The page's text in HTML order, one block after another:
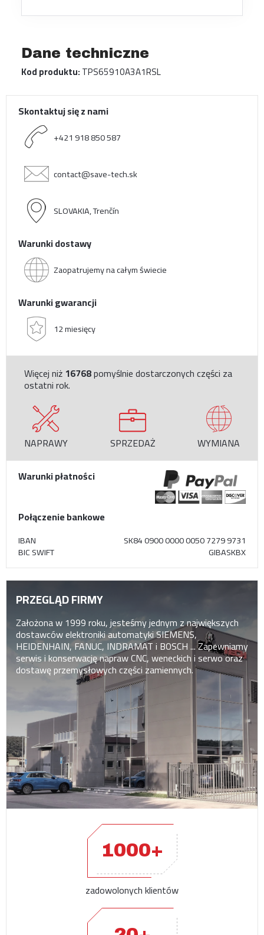
Dane techniczne
Kod produktu:TPS65910A3A1RSL
Skontaktuj się z nami
+421 918 850 587
contact@save-tech.sk
SLOVAKIA, Trenčín
Warunki dostawy
Zaopatrujemy na całym świecie
Warunki gwarancji
12 miesięcy
Więcej niż 16768pomyślnie dostarczonych części za
ostatni rok.
NAPRAWY SPRZEDAŻ
WYMIANA
Warunki płatności
Połączenie bankowe
IBAN SK84 0900 0000 0050 7279 9731
BIC SWIFT GIBASKBX
PRZEGLĄD FIRMY
Założona w 1999 roku, jesteśmy jednym z największych
dostawców elektroniki automatyki SIEMENS,
HEIDENHAIN, FANUC, INDRAMAT i BOSCH ... Zapewniamy
serwis i konserwację napraw CNC, weneckich i serwo oraz
dostawę przemysłowych części zamiennych.
1000+
zadowolonych klientów